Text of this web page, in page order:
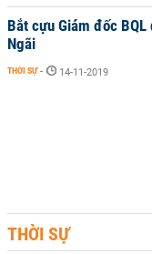
Bắt cựu Giám đốc
Ngãi
THỜI SỰ - 14-11-2019
THỜI SỰ